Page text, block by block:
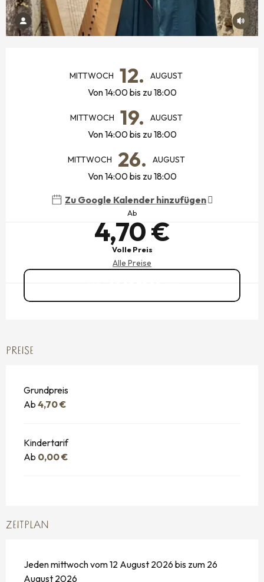
MITTWOCH 12. AUGUST
Von 14:00 bis zu 18:00
MITTWOCH 19. AUGUST
Von 14:00 bis zu 18:00
MITTWOCH 26. AUGUST
Von 14:00 bis zu 18:00
Zu Google Kalender hinzufügen
Ab
4,70 €
Volle Preis
Alle Preise
PREISE
Grundpreis
Ab 4,70 €
Kindertarif
Ab 0,00 €
ZEITPLAN
Jeden mittwoch vom 12 August 2026 bis zum 26
August 2026